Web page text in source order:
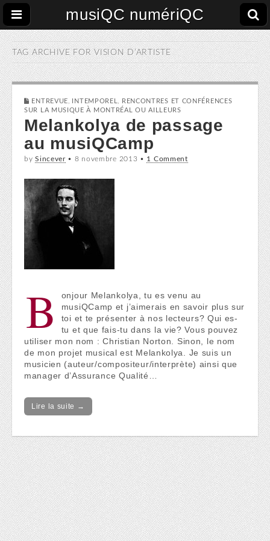
musiQC numériQC
TAG ARCHIVE FORVISION D’ARTISTE
ENTREVUE INTEMPOREL
RENCONTRES ET CONFÉRENCES
SUR LA MUSIQUE À MONTRÉAL OU AILLEURS
Melankolya de passage
au musiQCamp
bySincever• 8 novembre 2013 • 1 Comment
B
onjour Melankolya, tu es venu au
musiQCamp et j’aimerais en savoir plus sur
toi et te présenter à nos lecteurs? Qui es-
tu et que fais-tu dans la vie? Vous pouvez
utiliser mon nom : Christian Norton. Sinon, le nom
de mon projet musical est Melankolya. Je suis un
musicien (auteur/compositeur/interprète) ainsi que
manager d’Assurance Qualité…
Lire la suite →